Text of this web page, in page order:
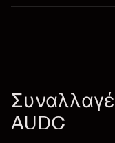
AUDC